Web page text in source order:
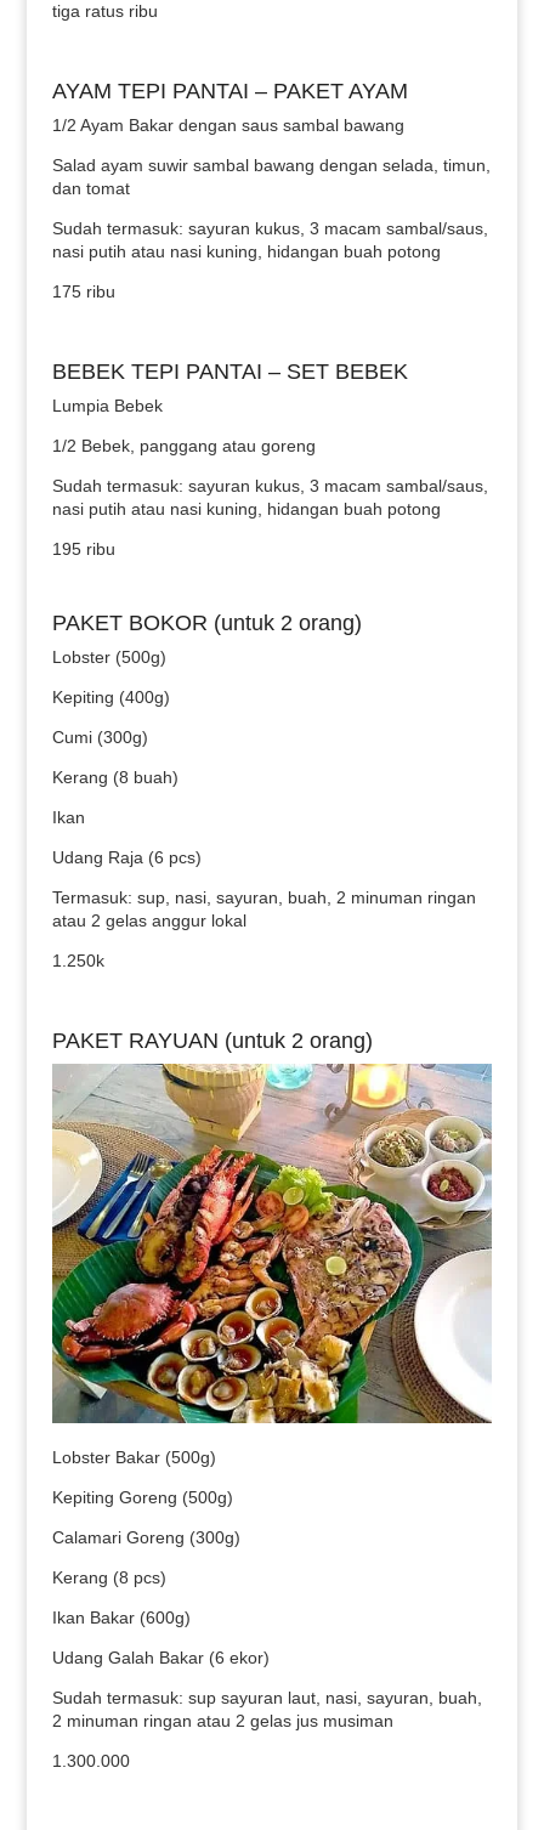
tiga ratus ribu
AYAM TEPI PANTAI – PAKET AYAM
1/2 Ayam Bakar dengan saus sambal bawang
Salad ayam suwir sambal bawang dengan selada, timun,
dan tomat
Sudah termasuk: sayuran kukus, 3 macam sambal/saus,
nasi putih atau nasi kuning, hidangan buah potong
175 ribu
BEBEK TEPI PANTAI – SET BEBEK
Lumpia Bebek
1/2 Bebek, panggang atau goreng
Sudah termasuk: sayuran kukus, 3 macam sambal/saus,
nasi putih atau nasi kuning, hidangan buah potong
195 ribu
PAKET BOKOR (untuk 2 orang)
Lobster (500g)
Kepiting (400g)
Cumi (300g)
Kerang (8 buah)
Ikan
Udang Raja (6 pcs)
Termasuk: sup, nasi, sayuran, buah, 2 minuman ringan
atau 2 gelas anggur lokal
1.250k
PAKET RAYUAN (untuk 2 orang)
Lobster Bakar (500g)
Kepiting Goreng (500g)
Calamari Goreng (300g)
Kerang (8 pcs)
Ikan Bakar (600g)
Udang Galah Bakar (6 ekor)
Sudah termasuk: sup sayuran laut, nasi, sayuran, buah,
2 minuman ringan atau 2 gelas jus musiman
1.300.000